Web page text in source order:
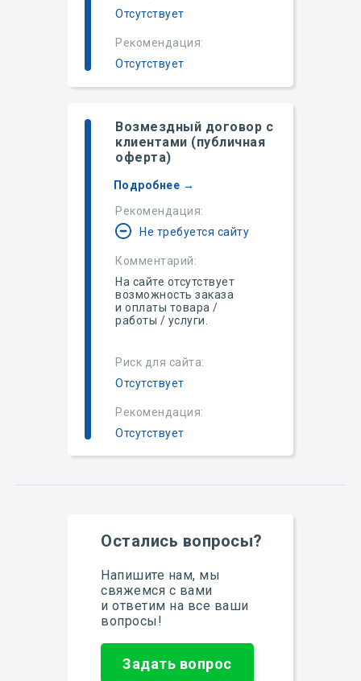
Рекомендация:
Отсутствует
Отсутствует
Возмездный договор с
клиентами (публичная
оферта)
Рекомендация:
Комментарий:
Риск для сайта:
Не требуется сайту
На сайте отсутствует
возможность заказа
и оплаты товара /
работы / услуги.
Рекомендация:
Отсутствует
Отсутствует
Подробнее →
Напишите нам, мы
свяжемся с вами
и ответим на все ваши
вопросы!
Остались вопросы?
Задать вопрос